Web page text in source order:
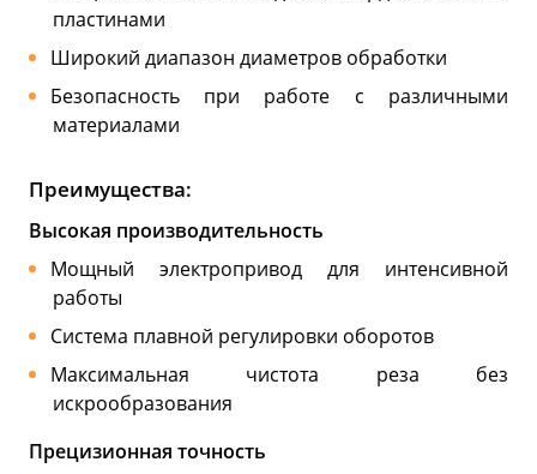
пластинами
Широкий диапазон диаметров обработки
Безопасность при работе с различными
материалами
Преимущества:
Высокая производительность
Мощный электропривод для интенсивной
работы
Система плавной регулировки оборотов
Максимальная чистота реза без
искрообразования
Прецизионная точность